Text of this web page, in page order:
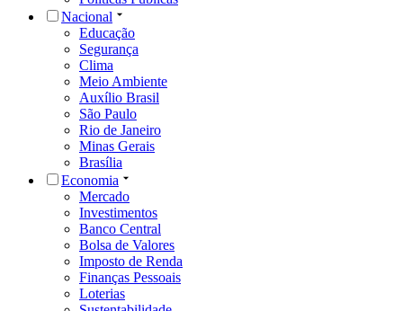
Internacional
Guerra na Ucrânia
Guerra em Israel
Estados Unidos
Europa
Ásia
África
Oriente Médio
Rússia
China
Pop
BBB
Carnaval
Celebridades
Cinema
Música
Realities
Streaming
TV